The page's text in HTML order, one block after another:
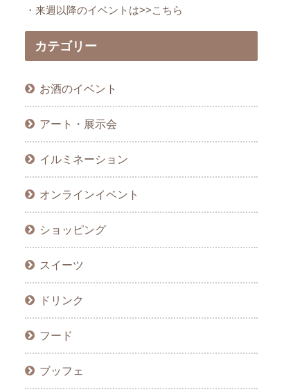
・来週以降のイベントは>>こちら
カテゴリー
お酒のイベント
アート・展示会
イルミネーション
オンラインイベント
ショッピング
スイーツ
ドリンク
フード
ブッフェ